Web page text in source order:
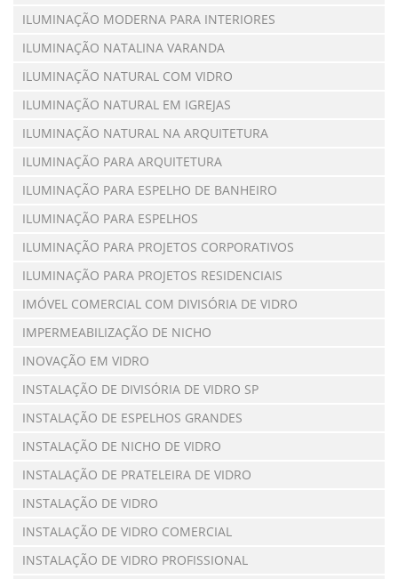
ILUMINAÇÃO MODERNA PARA INTERIORES
ILUMINAÇÃO NATALINA VARANDA
ILUMINAÇÃO NATURAL COM VIDRO
ILUMINAÇÃO NATURAL EM IGREJAS
ILUMINAÇÃO NATURAL NA ARQUITETURA
ILUMINAÇÃO PARA ARQUITETURA
ILUMINAÇÃO PARA ESPELHO DE BANHEIRO
ILUMINAÇÃO PARA ESPELHOS
ILUMINAÇÃO PARA PROJETOS CORPORATIVOS
ILUMINAÇÃO PARA PROJETOS RESIDENCIAIS
IMÓVEL COMERCIAL COM DIVISÓRIA DE VIDRO
IMPERMEABILIZAÇÃO DE NICHO
INOVAÇÃO EM VIDRO
INSTALAÇÃO DE DIVISÓRIA DE VIDRO SP
INSTALAÇÃO DE ESPELHOS GRANDES
INSTALAÇÃO DE NICHO DE VIDRO
INSTALAÇÃO DE PRATELEIRA DE VIDRO
INSTALAÇÃO DE VIDRO
INSTALAÇÃO DE VIDRO COMERCIAL
INSTALAÇÃO DE VIDRO PROFISSIONAL